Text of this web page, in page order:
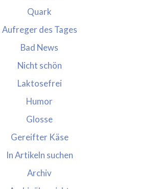
Quark
Aufreger des Tages
Bad News
Nicht schön
Laktosefrei
Humor
Glosse
Gereifter Käse
In Artikeln suchen
Archiv